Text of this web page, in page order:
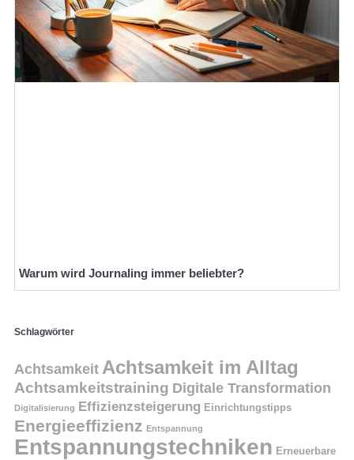
Warum wird Journaling immer beliebter?
Schlagwörter
Achtsamkeit Achtsamkeit im Alltag
Achtsamkeitstraining Digitale Transformation
Digitalisierung Effizienzsteigerung Einrichtungstipps
Energieeffizienz Entspannung
Entspannungstechniken Erneuerbare